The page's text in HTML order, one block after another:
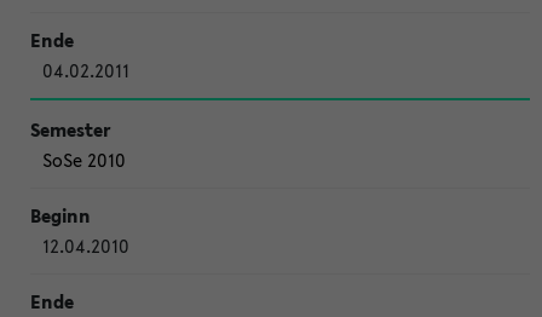
04.02.2011
SoSe 2010
12.04.2010